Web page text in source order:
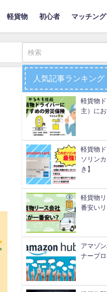
軽貨物 初心者 マッチング
人気記事ランキング
軽貨物
主）に
軽貨物
ソリン
き】
軽貨物
番安い
アマゾ
ナープ